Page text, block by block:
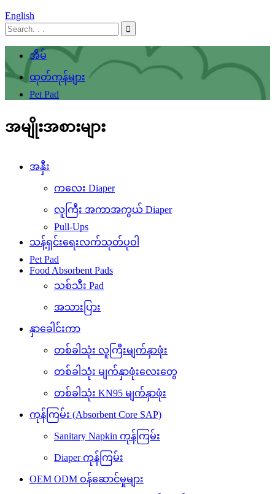
English
အိမ်
ထုတ်ကုန်များ
Pet Pad
အမျိုးအစားများ
အနှီး
ကလေး Diaper
လူကြီး အကာအကွယ် Diaper
Pull-Ups
သန့်ရှင်းရေးလက်သုတ်ပုဝါ
Pet Pad
Food Absorbent Pads
သစ်သီး Pad
အသားပြား
နှာခေါင်းကာ
တစ်ခါသုံး လူကြီးမျက်နှာဖုံး
တစ်ခါသုံး မျက်နှာဖုံးလေးတွေ
တစ်ခါသုံး KN95 မျက်နှာဖုံး
ကုန်ကြမ်း (Absorbent Core SAP)
Sanitary Napkin ကုန်ကြမ်း
Diaper ကုန်ကြမ်း
OEM ODM ဝန်ဆောင်မှုများ